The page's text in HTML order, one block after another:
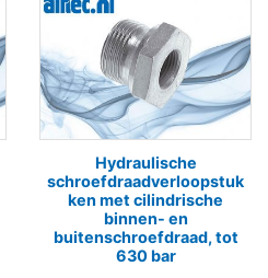
Hydraulische
schroefdraadverloopstuk
ken met cilindrische
binnen- en
buitenschroefdraad, tot
630 bar